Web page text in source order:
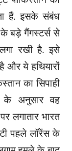
हैं. इसके संबंध
बड़े गैंगस्टर्स से
रखी है. इसे
और ये हथियारों
का सिपाही
के अनुसार वह
लगातार भारत
पहले लॉरेंस के